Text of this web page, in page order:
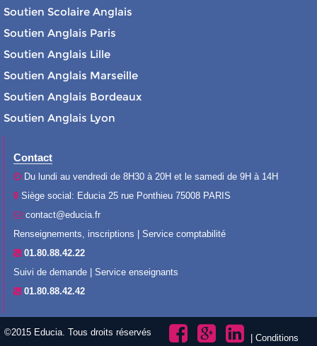
Soutien Scolaire Anglais
Soutien Anglais Paris
Soutien Anglais Lille
Soutien Anglais Marseille
Soutien Anglais Bordeaux
Soutien Anglais Lyon
Contact
Du lundi au vendredi de 8H30 à 20H et le samedi de 9H à 14H
Siège social: Educia 25 rue Ponthieu 75008 PARIS
contact@educia.fr
Renseignements, inscriptions | Service comptabilité
01.80.88.42.22
Suivi de demande | Service enseignants
01.80.88.42.42
©2015 Educia. Tous droits réservés
| Conditions